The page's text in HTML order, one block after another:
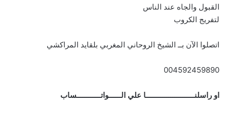
القبول والجاه عند الناس
لتفريج الكروب
اتصلوا الآن بــ الشيخ الروحاني المغربي بلقايد المراكشي
004592459890
او راسلنــــــــــــــــــــــــا علي الــــــواتــــــــــــساب